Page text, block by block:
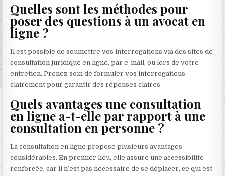
Quelles sont les méthodes pour
poser des questions à un avocat en
ligne ?
Il est possible de soumettre vos interrogations via des sites de
consultation juridique en ligne, par e-mail, ou lors de votre
entretien. Prenez soin de formuler vos interrogations
clairement pour garantir des réponses claires.
Quels avantages une consultation
en ligne a-t-elle par rapport à une
consultation en personne ?
La consultation en ligne propose plusieurs avantages
considérables. En premier lieu, elle assure une accessibilité
renforcée, car il n’est pas nécessaire de se déplacer, ce qui est